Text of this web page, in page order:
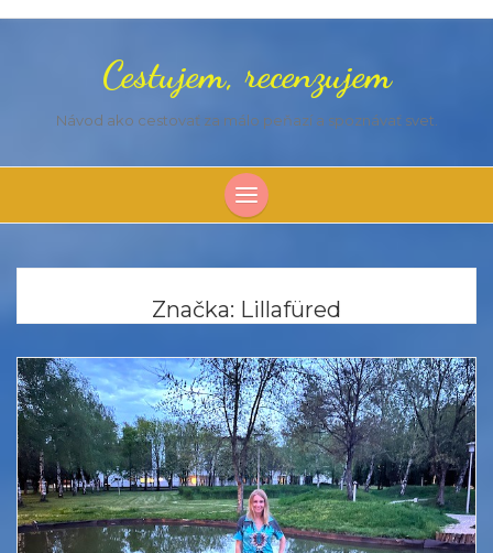
Cestujem, recenzujem
Návod ako cestovať za málo peňazí a spoznávať svet.
Značka: Lillafüred